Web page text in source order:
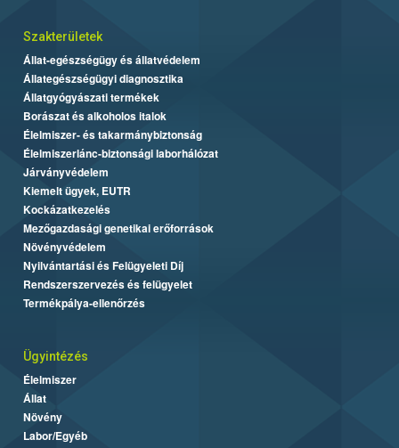
Szakterületek
Állat-egészségügy és állatvédelem
Állategészségügyi diagnosztika
Állatgyógyászati termékek
Borászat és alkoholos italok
Élelmiszer- és takarmánybiztonság
Élelmiszerlánc-biztonsági laborhálózat
Járványvédelem
Kiemelt ügyek, EUTR
Kockázatkezelés
Mezőgazdasági genetikai erőforrások
Növényvédelem
Nyilvántartási és Felügyeleti Díj
Rendszerszervezés és felügyelet
Termékpálya-ellenőrzés
Ügyintézés
Élelmiszer
Állat
Növény
Labor/Egyéb